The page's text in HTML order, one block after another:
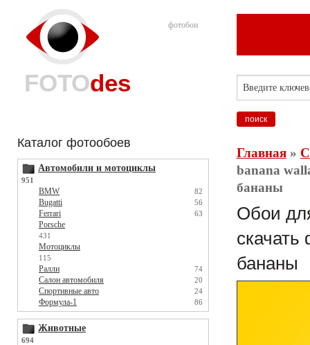
фотобои
FOTOdes
Каталог фотообоев
Автомобили и мотоциклы
951
BMW 82
Bugatti 56
Ferrari 63
Porsche
431
Мотоциклы
115
Ралли 74
Салон автомобиля 20
Спортивные авто 24
Формула-1 86
Животные
694
Главная»
banana
бананы
Обои
скачать
бананы